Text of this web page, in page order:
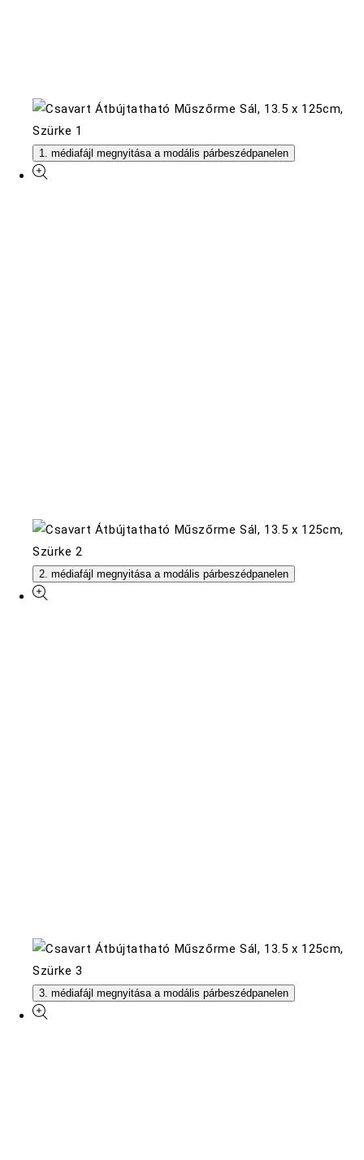
1. médiafájl megnyitása a modális párbeszédpanelen
2. médiafájl megnyitása a modális párbeszédpanelen
3. médiafájl megnyitása a modális párbeszédpanelen